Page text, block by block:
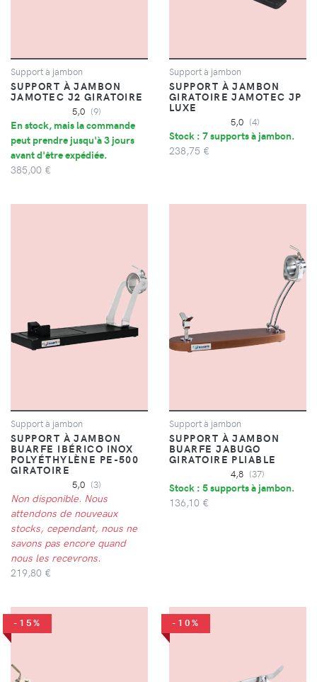
Support à jambon
SUPPORT À JAMBON
JAMOTEC J2 GIRATOIRE
5,0 (9)
En stock, mais la commande
peut prendre jusqu'à 3 jours
avant d'être expédiée.
385,00 €
Support à jambon
SUPPORT À JAMBON
GIRATOIRE JAMOTEC JP
LUXE
5,0 (4)
Stock : 7 supports à jambon.
238,75 €
Support à jambon
SUPPORT À JAMBON
BUARFE IBÉRICO INOX
POLYÉTHYLÈNE PE-500
GIRATOIRE
5,0 (3)
Non disponible. Nous
attendons de nouveaux
stocks, cependant, nous ne
savons pas encore quand
nous les recevrons.
219,80 €
Support à jambon
SUPPORT À JAMBON
BUARFE JABUGO
GIRATOIRE PLIABLE
4,8 (37)
Stock : 5 supports à jambon.
136,10 €
-15% -10%